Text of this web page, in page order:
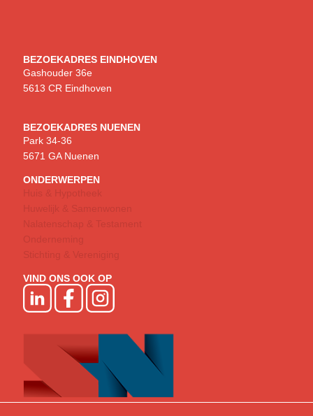
BEZOEKADRES EINDHOVEN
Gashouder 36e
5613 CR Eindhoven
BEZOEKADRES NUENEN
Park 34-36
5671 GA Nuenen
ONDERWERPEN
Huis & Hypotheek
Huwelijk & Samenwonen
Nalatenschap & Testament
Onderneming
Stichting & Vereniging
VIND ONS OOK OP